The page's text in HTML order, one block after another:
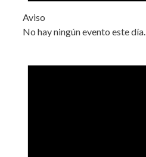
Aviso
No hay ningún evento este día.